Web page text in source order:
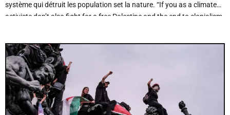
système qui détruit les population set la nature. “If you as a climate
activiste don’t also fight for a free Palestine and the end to clonialism
image n’a pas toujours été aussi clivante qu’elle est aujourd’hui. Son
engagement pour la Palestine, cristallise les tensions qui mettent en
lumière un malaise et les contradictions qui traversent les luttes
écologistes. Là où les priorités politiques peinent encore à s’aligner
face à l'urgence.